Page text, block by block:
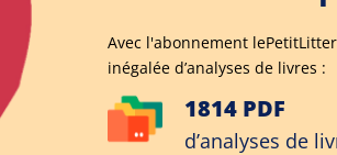
Avec l'abonnement
inégalée d’analyses de livres :
1814 PDF
d’analyses de